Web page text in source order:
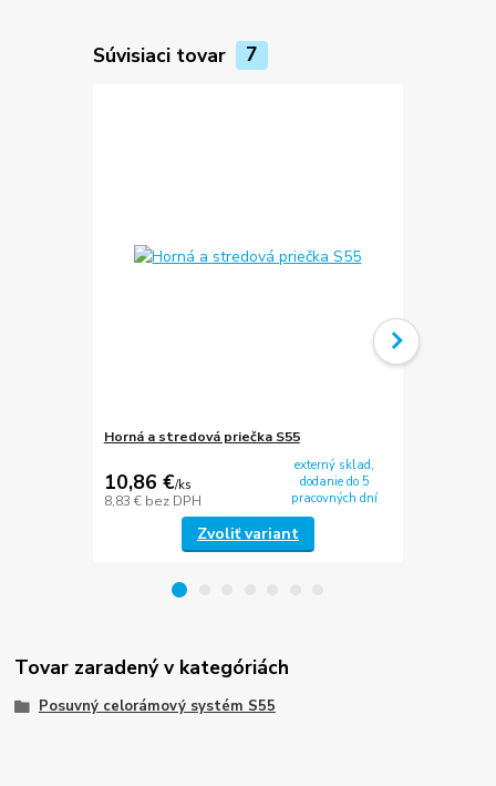
Súvisiaci tovar 7
Horná a stredová priečka S55
10,86 €/ks
8,83 € bez DPH
externý sklad,
dodanie do 5
pracovných dní
Zvoliť variant
Tovar zaradený v kategóriách
Posuvný celorámový systém S55